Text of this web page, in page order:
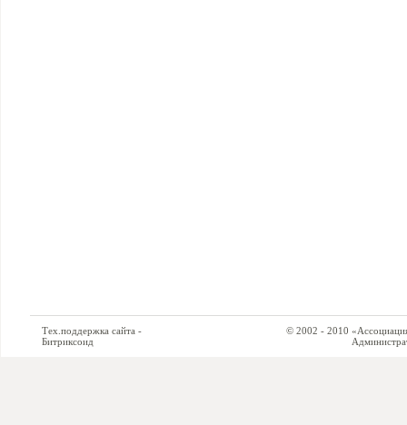
Тех.поддержка сайта -
Битриксоид
© 2002 - 2010 «Ассоциация